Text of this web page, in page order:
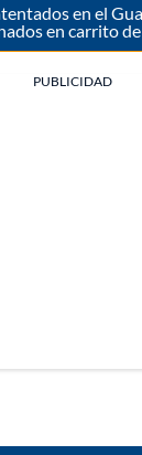
en el
en carrito
PUBLICIDAD